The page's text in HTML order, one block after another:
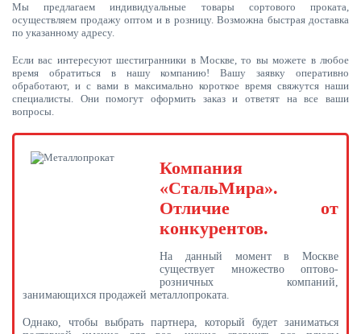
Мы предлагаем индивидуальные товары сортового проката,
осуществляем продажу оптом и в розницу. Возможна быстрая доставка
по указанному адресу.
Если вас интересуют шестигранники в Москве, то вы можете в любое
время обратиться в нашу компанию! Вашу заявку оперативно
обработают, и с вами в максимально короткое время свяжутся наши
специалисты. Они помогут оформить заказ и ответят на все ваши
вопросы.
Компания
«СтальМира».
Отличие от
конкурентов.
На данный момент в Москве
существует множество оптово-
розничных компаний,
занимающихся продажей металлопроката.
Однако, чтобы выбрать партнера, который будет заниматься